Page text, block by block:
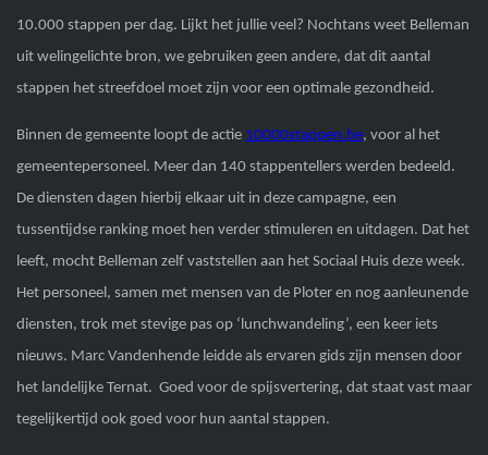
10.000 stappen per dag. Lijkt het jullie veel? Nochtans weet Belleman
uit welingelichte bron, we gebruiken geen andere, dat dit aantal
stappen het streefdoel moet zijn voor een optimale gezondheid.
Binnen de gemeente loopt de actie 10000stappen.be, voor al het
gemeentepersoneel. Meer dan 140 stappentellers werden bedeeld.
De diensten dagen hierbij elkaar uit in deze campagne, een
tussentijdse ranking moet hen verder stimuleren en uitdagen. Dat het
leeft, mocht Belleman zelf vaststellen aan het Sociaal Huis deze week.
Het personeel, samen met mensen van de Ploter en nog aanleunende
diensten, trok met stevige pas op ‘lunchwandeling’, een keer iets
nieuws. Marc Vandenhende leidde als ervaren gids zijn mensen door
het landelijke Ternat. Goed voor de spijsvertering, dat staat vast maar
tegelijkertijd ook goed voor hun aantal stappen.